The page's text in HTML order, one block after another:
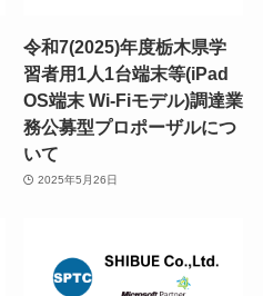
令和7(2025)年度栃木県学
習者用1人1台端末等(iPad
OS端末 Wi-Fiモデル)調達業
務公募型プロポーザルにつ
いて
2025年5月26日